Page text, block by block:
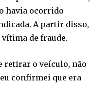
havia ocorrido
A partir disso,
de fraude.
retirar o veículo, não
confirmei que era